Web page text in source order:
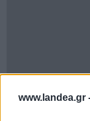
www.landea.gr
Αποθήκη 92